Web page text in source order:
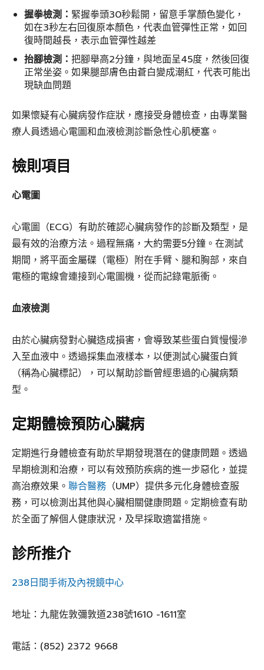
握拳檢測： 緊握拳頭30秒鬆開，留意手掌顏色變化，
如在3秒左右回復原本顏色，代表血管彈性正常，如回
復時間越長，表示血管彈性越差
抬腳檢測： 把腳舉高2分鐘，與地面呈45度，然後回復
正常坐姿。如果腿部膚色由蒼白變成潮紅，代表可能出
現缺血問題
如果懷疑有心臟病發作症狀，應接受身體檢查，由專業醫
療人員透過心電圖和血液檢測診斷急性心肌梗塞。
檢則項目
心電圖
心電圖（ECG）有助於確認心臟病發作的診斷及類型，是
最有效的治療方法。過程無痛，大約需要5分鐘。在測試
期間，將平面金屬碟（電極）附在手臂、腿和胸部，來自
電極的電線會連接到心電圖機，從而記錄電脈衝。
血液檢測
由於心臟病發對心臟造成損害，會導致某些蛋白質慢慢滲
入至血液中。透過採集血液樣本，以便測試心臟蛋白質
（稱為心臟標記），可以幫助診斷曾經患過的心臟病類
型。
定期體檢預防心臟病
定期進行身體檢查有助於早期發現潛在的健康問題。透過
早期檢測和治療，可以有效預防疾病的進一步惡化，並提
高治療效果。 聯合醫務 （UMP）提供多元化身體檢查服
務，可以檢測出其他與心臟相關健康問題。定期檢查有助
於全面了解個人健康狀況，及早採取適當措施。
診所推介
238日間手術及內視鏡中心
地址：九龍佐敦彌敦道238號1610 -1611室
電話：(852) 2372 9668